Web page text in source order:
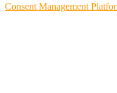
Consent Management